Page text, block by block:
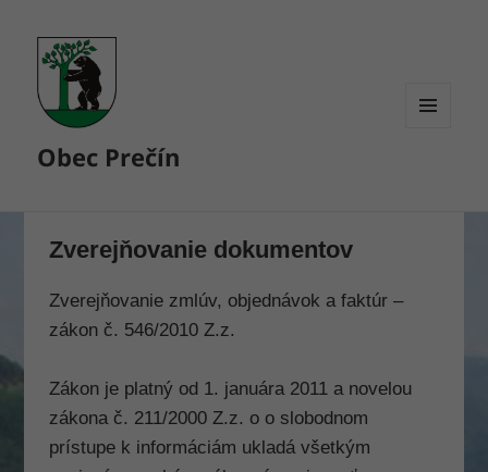
Obec Prečín
Zverejňovanie dokumentov
Zverejňovanie zmlúv, objednávok a faktúr –
zákon č. 546/2010 Z.z.
Zákon je platný od 1. januára 2011 a novelou
zákona č. 211/2000 Z.z. o o slobodnom
prístupe k informáciám ukladá všetkým